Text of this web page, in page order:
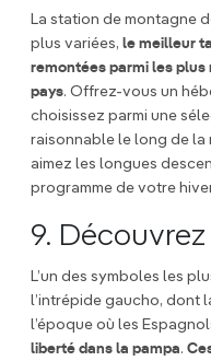
La station de montagne
plus variées, le meilleur
remontées parmi les plus
pays. Offrez-vous un
choisissez parmi une
raisonnable le long de la
aimez les longues
programme de votre
9.
L’un des symboles les
l’intrépide gaucho, dont
l’époque où les
liberté dans la pampa.